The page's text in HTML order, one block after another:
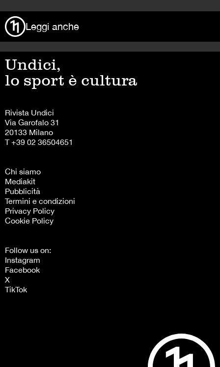
Leggi anche
Undici,
lo sport è cultura
Rivista Undici
Via Garofalo 31
20133 Milano
T +39 02 36504651
Chi siamo
Mediakit
Pubblicità
Termini e condizioni
Privacy Policy
Cookie Policy
Follow us on:
Instagram
Facebook
X
TikTok